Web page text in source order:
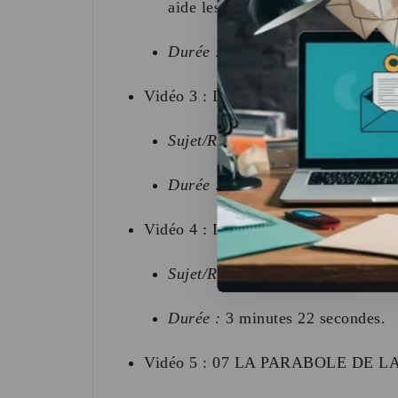
aide les petits.
Durée : 8 minutes 11 secondes
Vidéo 3 : L_ANNONCIATION.
Sujet/Résumé :Le moment
Durée : 3 minutes 06 secondes.
Vidéo 4 : LA NATIVITÉ.
Sujet/Résumé : Le récit tendre
Durée : 3 minutes 22 secondes.
Vidéo 5 : 07 LA PARABOLE DE